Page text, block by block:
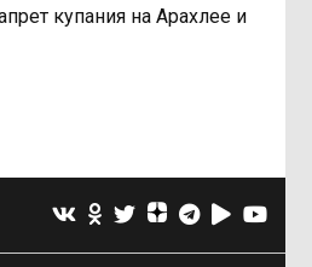
купания на Арахлее и